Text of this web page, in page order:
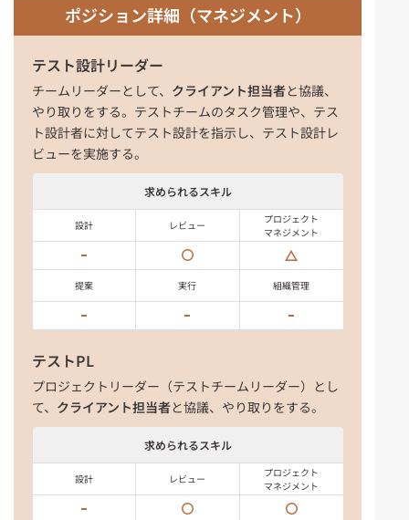
ポジション詳細（マネジメント）
テスト設計リーダー
チームリーダーとして、 クライアント担当者と協議、
やり取りをする。テストチームのタスク管理や、テス
ト設計者に対してテスト設計を指示し、テスト設計レ
ビューを実施する。
求められるスキル
設計 レビュー
プロジェクト
マネジメント
提案 実行 組織管理
テストPL
プロジェクトリーダー（テストチームリーダー）とし
て、 クライアント担当者と協議、やり取りをする。
求められるスキル
設計 レビュー
プロジェクト
マネジメント